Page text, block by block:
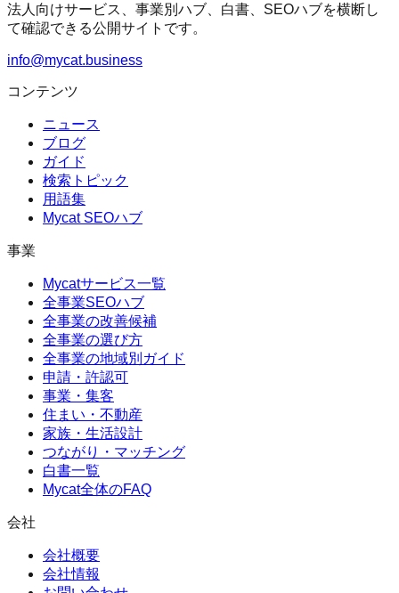
法人向けサービス、事業別ハブ、白書、SEOハブを横断し
て確認できる公開サイトです。
info@mycat.business
コンテンツ
ニュース
ブログ
ガイド
検索トピック
用語集
Mycat SEOハブ
事業
Mycatサービス一覧
全事業SEOハブ
全事業の改善候補
全事業の選び方
全事業の地域別ガイド
申請・許認可
事業・集客
住まい・不動産
家族・生活設計
つながり・マッチング
白書一覧
Mycat全体のFAQ
会社
会社概要
会社情報